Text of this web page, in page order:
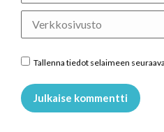
Verkkosivusto
Tallenna tiedot selaimeen
Julkaise kommentti